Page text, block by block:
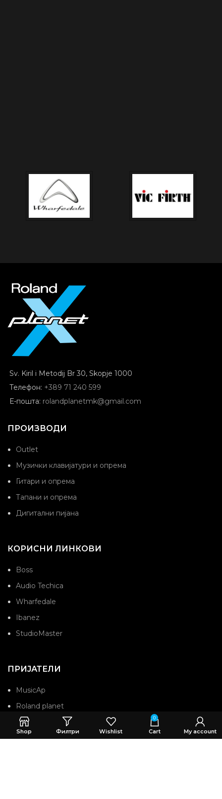
Sv. Kiril i Metodij Br 30, Skopje 1000
Телефон: +389 71 240 599
Е-пошта: rolandplanetmk@gmail.com
ПРОИЗВОДИ
Outlet
Музички клавијатури и опрема
Гитари и опрема
Тапани и опрема
Дигитални пијана
КОРИСНИ ЛИНКОВИ
Boss
Audio Techica
Wharfedale
Ibanez
StudioMaster
ПРИЈАТЕЛИ
MusicAp
Roland planet
Roland
Worga bend
Shop Филтри Wishlist
0
Cart My account